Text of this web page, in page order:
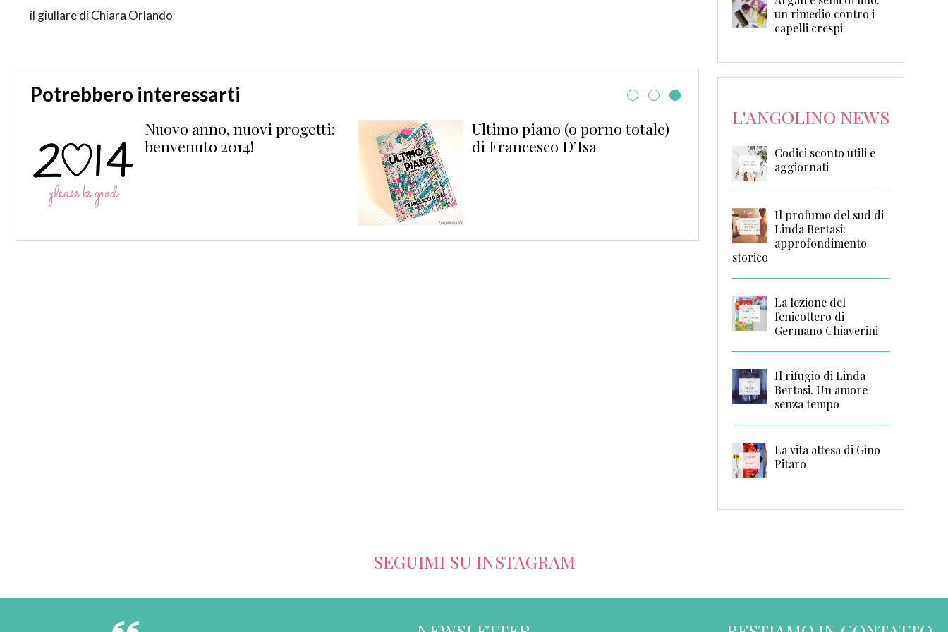
il giullare di Chiara Orlando
Potrebbero interessarti
Nuovo anno, nuovi progetti:
benvenuto 2014!
Ultimo piano (o porno totale)
di Francesco D’Isa
Quando un corso
una vita
un rimedio contro i
capelli crespi
L'ANGOLINO NEWS
Codici sconto utili e
aggiornati
Il profumo del sud di
Linda Bertasi:
approfondimento
storico
La lezione del
fenicottero di
Germano Chiaverini
Il rifugio di Linda
Bertasi. Un amore
senza tempo
La vita attesa di Gino
Pitaro
SEGUIMI SU INSTAGRAM